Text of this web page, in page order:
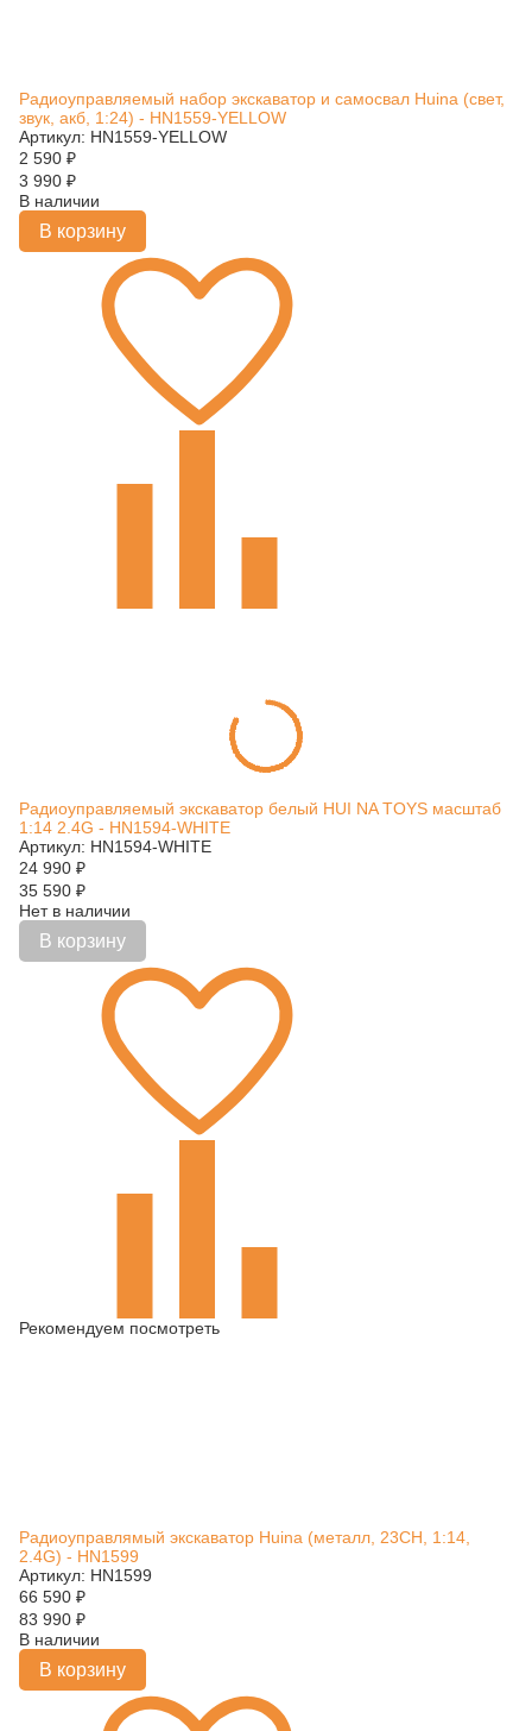
Радиоуправляемый набор экскаватор и самосвал Huina (свет,
звук, акб, 1:24) - HN1559-YELLOW
Артикул: HN1559-YELLOW
2 590 ₽
3 990 ₽
В наличии
В корзину
Радиоуправляемый экскаватор белый HUI NA TOYS масштаб
1:14 2.4G - HN1594-WHITE
Артикул: HN1594-WHITE
24 990 ₽
35 590 ₽
Нет в наличии
В корзину
Рекомендуем посмотреть
Радиоуправлямый экскаватор Huina (металл, 23CH, 1:14,
2.4G) - HN1599
Артикул: HN1599
66 590 ₽
83 990 ₽
В наличии
В корзину